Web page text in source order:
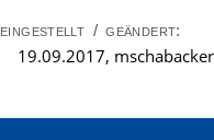
eingestellt / geändert:
19.09.2017,